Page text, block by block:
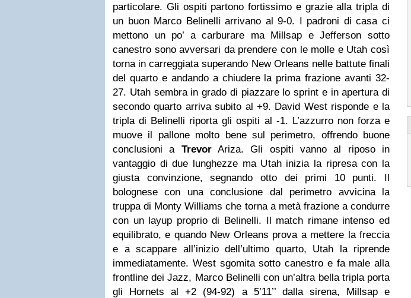
particolare. Gli ospiti partono fortissimo e grazie alla tripla di
un buon Marco Belinelli arrivano al 9-0. I padroni di casa ci
mettono un po’ a carburare ma Millsap e Jefferson sotto
canestro sono avversari da prendere con le molle e Utah così
torna in carreggiata superando New Orleans nelle battute finali
del quarto e andando a chiudere la prima frazione avanti 32-
27. Utah sembra in grado di piazzare lo sprint e in apertura di
secondo quarto arriva subito al +9. David West risponde e la
tripla di Belinelli riporta gli ospiti al -1. L’azzurro non forza e
muove il pallone molto bene sul perimetro, offrendo buone
conclusioni a TrevorAriza. Gli ospiti vanno al riposo in
vantaggio di due lunghezze ma Utah inizia la ripresa con la
giusta convinzione, segnando otto dei primi 10 punti. Il
bolognese con una conclusione dal perimetro avvicina la
truppa di Monty Williams che torna a metà frazione a condurre
con un layup proprio di Belinelli. Il match rimane intenso ed
equilibrato, e quando New Orleans prova a mettere la freccia
e a scappare all’inizio dell’ultimo quarto, Utah la riprende
immediatamente. West sgomita sotto canestro e fa male alla
frontline dei Jazz, Marco Belinelli con un’altra bella tripla porta
gli Hornets al +2 (94-92) a 5’11’’ dalla sirena, Millsap e